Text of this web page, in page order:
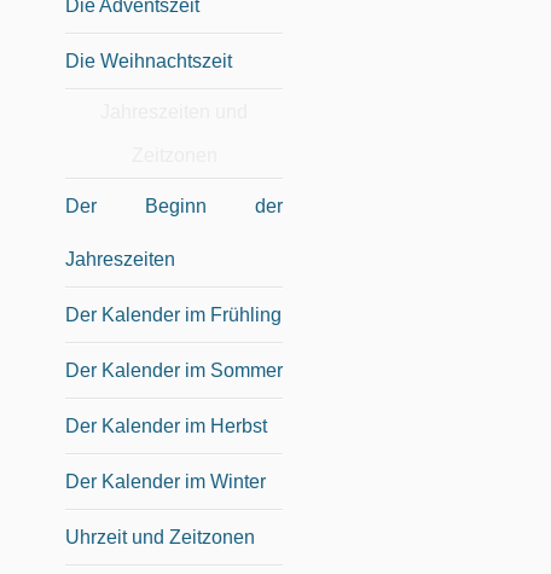
Die Adventszeit
Die Weihnachtszeit
Der Beginn der
Jahreszeiten
Der Kalender im Frühling
Der Kalender im Sommer
Der Kalender im Herbst
Der Kalender im Winter
Uhrzeit und Zeitzonen